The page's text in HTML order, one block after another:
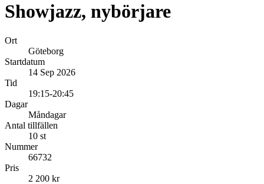
Showjazz, nybörjare
Ort
Göteborg
Startdatum
14 Sep 2026
Tid
19:15-20:45
Dagar
Måndagar
Antal tillfällen
10 st
Nummer
66732
Pris
2 200 kr